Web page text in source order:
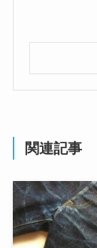
関連記事